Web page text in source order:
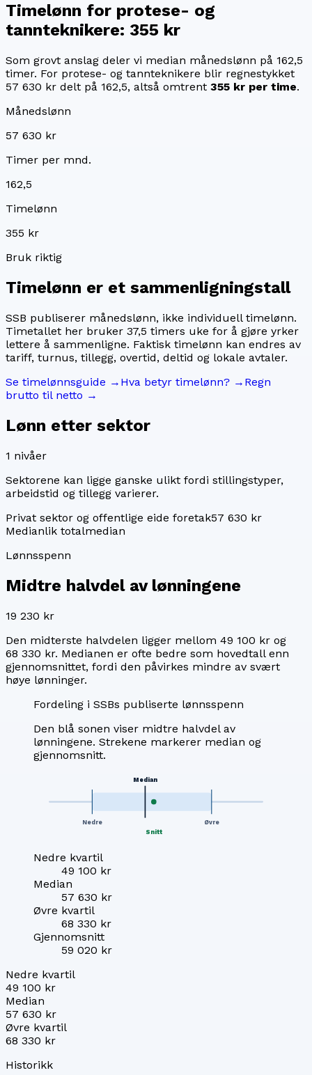
Timelønn for protese- og
tannteknikere: 355 kr
Som grovt anslag deler vi median månedslønn på 162,5
timer. For protese- og tannteknikere blir regnestykket
57 630 kr delt på 162,5, altså omtrent 355 kr per time.
Månedslønn
57 630 kr
Timer per mnd.
162,5
Timelønn
355 kr
Bruk riktig
Timelønn er et sammenligningstall
SSB publiserer månedslønn, ikke individuell timelønn.
Timetallet her bruker 37,5 timers uke for å gjøre yrker
lettere å sammenligne. Faktisk timelønn kan endres av
tariff, turnus, tillegg, overtid, deltid og lokale avtaler.
Se timelønnsguide → Hva betyr timelønn? → Regn
brutto til netto →
Lønn etter sektor
1 nivåer
Sektorene kan ligge ganske ulikt fordi stillingstyper,
arbeidstid og tillegg varierer.
Privat sektor og offentlige eide foretak57 630 kr
Medianlik totalmedian
Lønnsspenn
Midtre halvdel av lønningene
19 230 kr
Den midterste halvdelen ligger mellom 49 100 kr og
68 330 kr. Medianen er ofte bedre som hovedtall enn
gjennomsnittet, fordi den påvirkes mindre av svært
høye lønninger.
Fordeling i SSBs publiserte lønnsspenn
Den blå sonen viser midtre halvdel av
lønningene. Strekene markerer median og
gjennomsnitt.
Nedre
Median
Øvre
Snitt
Nedre kvartil
49 100 kr
Median
57 630 kr
Øvre kvartil
68 330 kr
Gjennomsnitt
59 020 kr
Nedre kvartil
49 100 kr
Median
57 630 kr
Øvre kvartil
68 330 kr
Historikk